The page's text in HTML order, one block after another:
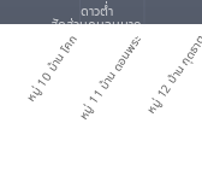
หมู่ 10 บ้าน โคกหมู่ 11 บ้าน ดอนพระหมู่ 12 บ้าน กุดธาตุ
ดาวต่ำ
สัดส่วนคนจนมาก